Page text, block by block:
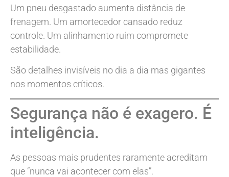
Um pneu desgastado aumenta distância de
frenagem. Um amortecedor cansado reduz
controle. Um alinhamento ruim compromete
estabilidade.
São detalhes invisíveis no dia a dia mas gigantes
nos momentos críticos.
Segurança não é exagero. É
inteligência.
As pessoas mais prudentes raramente acreditam
que “nunca vai acontecer com elas”.